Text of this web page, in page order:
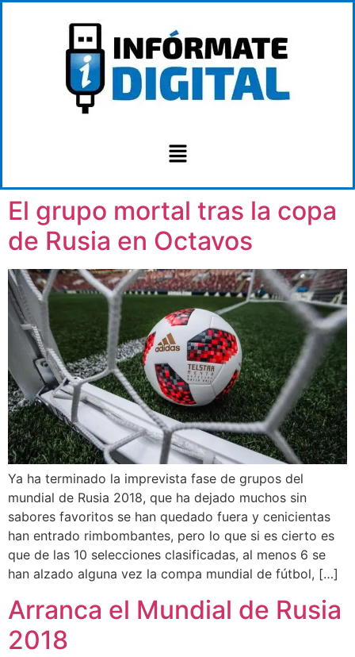
El grupo mortal tras la copa
de Rusia en Octavos
Ya ha terminado la imprevista fase de grupos del
mundial de Rusia 2018, que ha dejado muchos sin
sabores favoritos se han quedado fuera y cenicientas
han entrado rimbombantes, pero lo que si es cierto es
que de las 10 selecciones clasificadas, al menos 6 se
han alzado alguna vez la compa mundial de fútbol, […]
Arranca el Mundial de Rusia
2018